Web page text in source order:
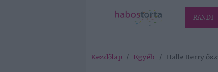
RANDI
Kezdőlap / Egyéb / Halle Berry